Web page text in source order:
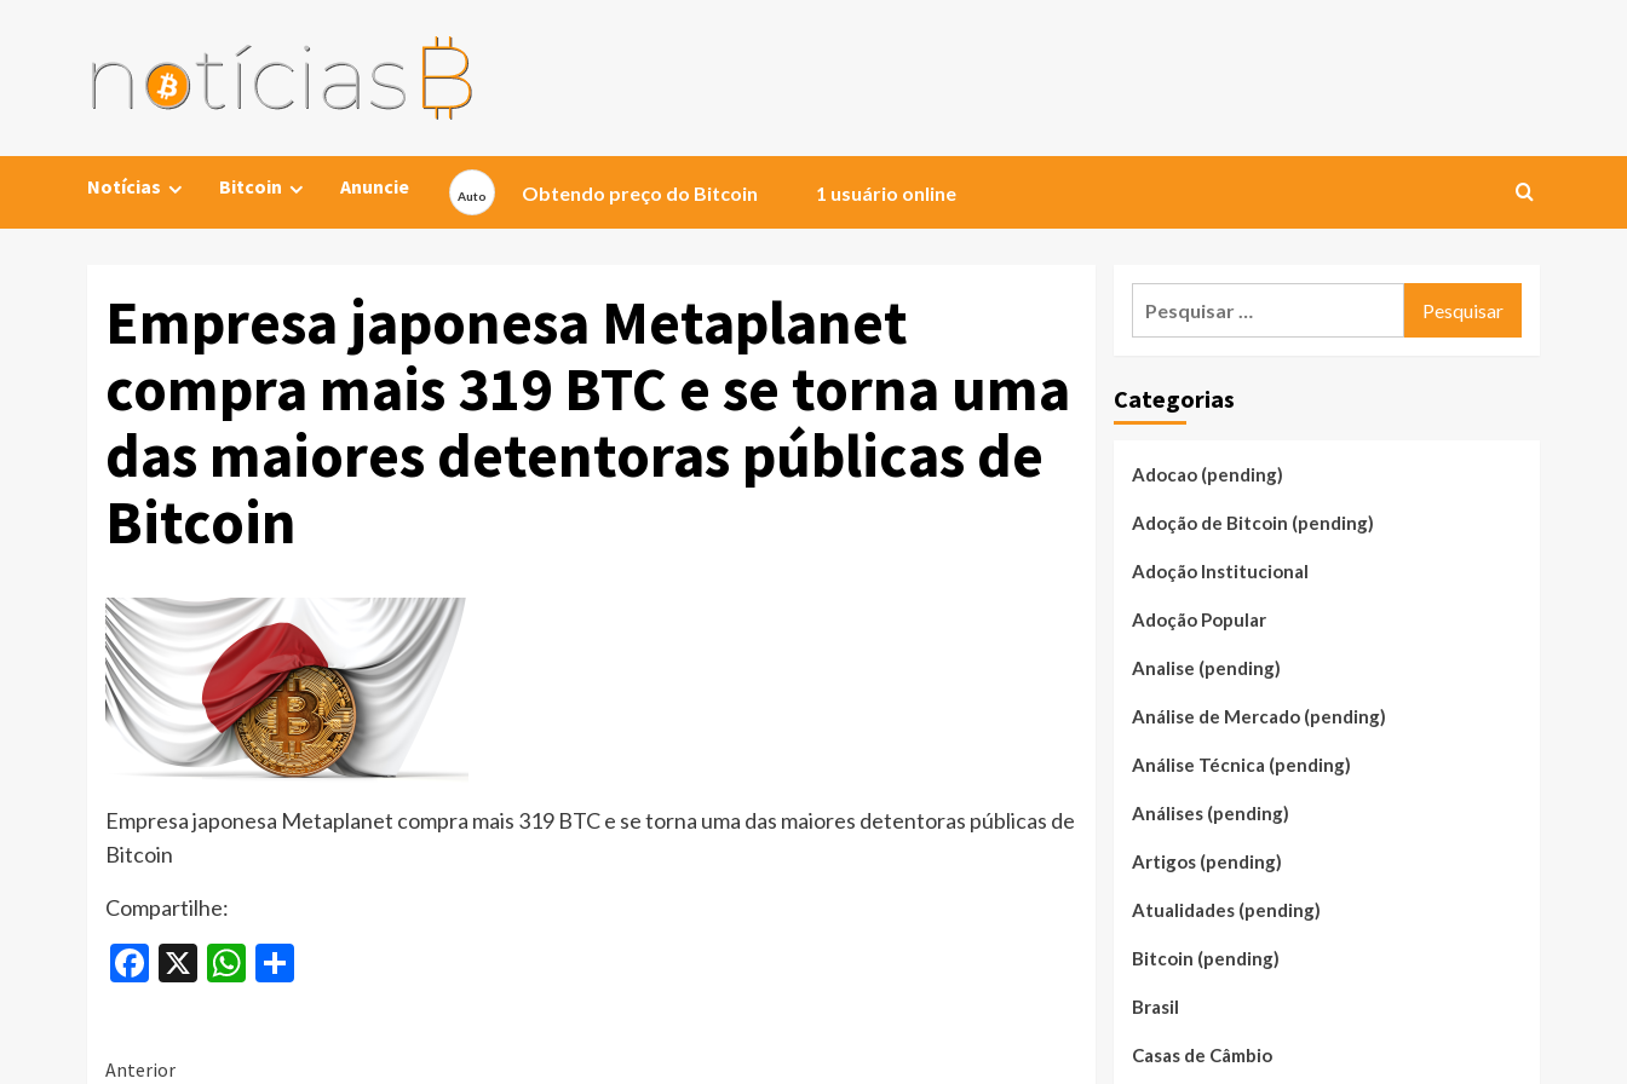
Notícias Bitcoin Anuncie Obtendo preço do Bitcoin 1 usuário online
Empresa japonesa Metaplanet
compra mais 319 BTC e se torna uma
das maiores detentoras públicas de
Bitcoin
Empresa japonesa Metaplanet compra mais 319 BTC e se torna uma das maiores detentoras públicas de
Bitcoin
Compartilhe:
Facebook
X WhatsApp
Continue
Anterior
Categorias
Adocao (pending)
Adoção de Bitcoin (pending)
Adoção Institucional
Adoção Popular
Analise (pending)
Análise de Mercado (pending)
Análise Técnica (pending)
Análises (pending)
Artigos (pending)
Atualidades (pending)
Bitcoin (pending)
Brasil
Casas de Câmbio